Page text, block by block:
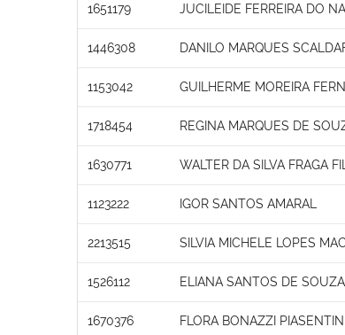
1651179 JUCILEIDE FERREIRA DO
1446308 DANILO MARQUES
1153042 GUILHERME MOREIRA
1718454 REGINA MARQUES DE
1630771 WALTER DA SILVA FRAGA
1123222 IGOR SANTOS AMARAL
2213515 SILVIA MICHELE LOPES
1526112 ELIANA SANTOS DE SOUZA
1670376 FLORA BONAZZI PIASENTIN